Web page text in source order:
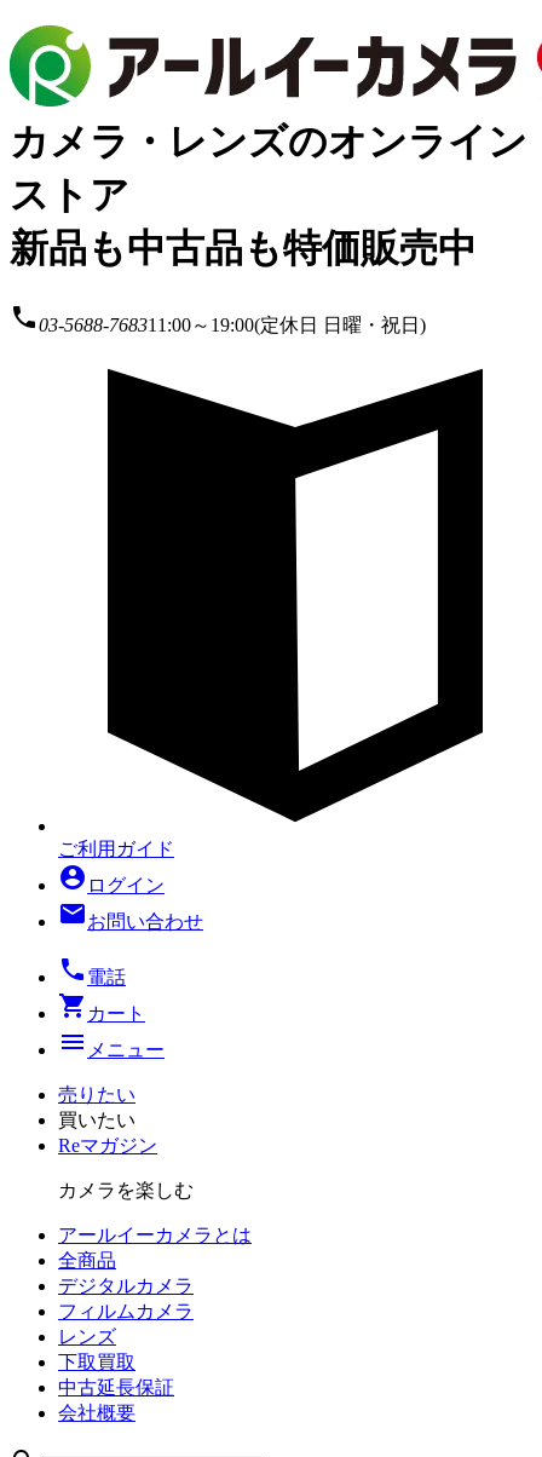
カメラ・レンズのオンライン
ストア
新品も中古品も特価販売中
local_phone03-5688-768311:00～19:00(定休日 日曜・祝日)
ご利用ガイド
account_circle ログイン
mailお問い合わせ
local_phone 電話
shopping_cart カート
menu メニュー
売りたい
買いたい
Reマガジン
カメラを楽しむ
アールイーカメラとは
全商品
デジタルカメラ
フィルム カメラ
レンズ
下取買取
中古延長保証
会社概要